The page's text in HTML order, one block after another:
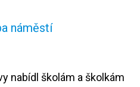
náměstí
nabídl školám a školkám